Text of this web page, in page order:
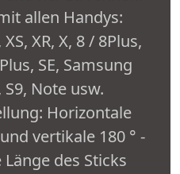
allen Handys:
XR, X, 8 / 8Plus,
SE, Samsung
S9, Note usw.
Horizontale
vertikale 180 ° -
des Sticks